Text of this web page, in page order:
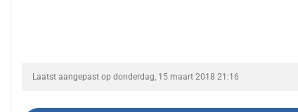
Laatst aangepast op donderdag, 15 maart 2018 21:16